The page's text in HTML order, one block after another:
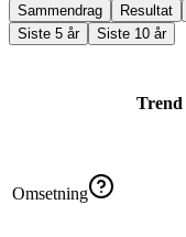
Sammendrag Resultat
Siste 5 år
Siste 10 år
Trend
Omsetning